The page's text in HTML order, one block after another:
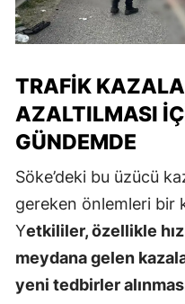
TRAFIK
AZALTILMASI
GÜNDEMDE
Söke’deki bu üzücü
gereken önlemleri bir
Yetkililer, özellikle
meydana gelen
yeni tedbirler